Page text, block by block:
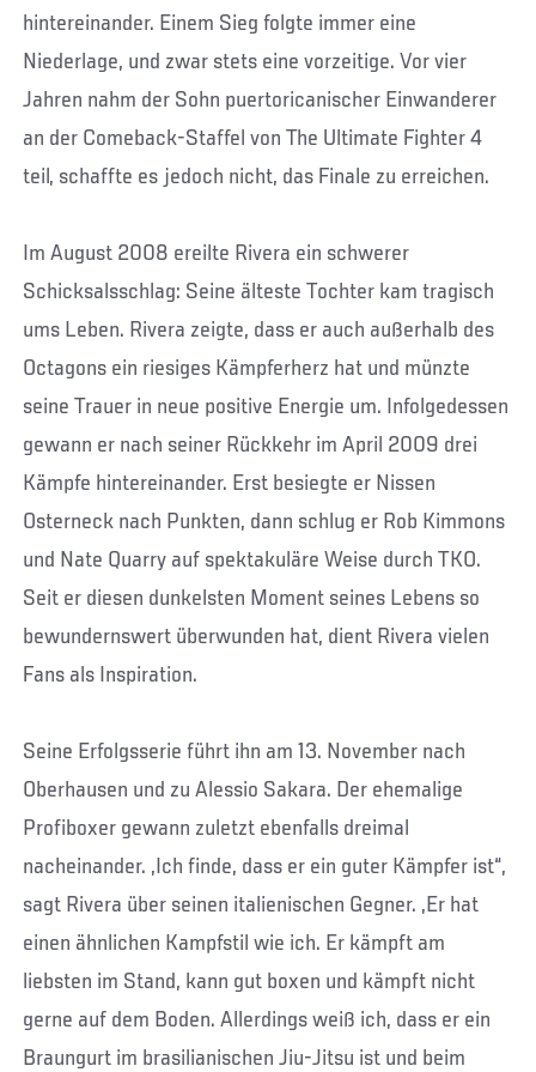
hintereinander. Einem Sieg folgte immer eine
Niederlage, und zwar stets eine vorzeitige. Vor vier
Jahren nahm der Sohn puertoricanischer Einwanderer
an der Comeback-Staffel von The Ultimate Fighter 4
teil, schaffte es jedoch nicht, das Finale zu erreichen.
Im August 2008 ereilte Rivera ein schwerer
Schicksalsschlag: Seine älteste Tochter kam tragisch
ums Leben. Rivera zeigte, dass er auch außerhalb des
Octagons ein riesiges Kämpferherz hat und münzte
seine Trauer in neue positive Energie um. Infolgedessen
gewann er nach seiner Rückkehr im April 2009 drei
Kämpfe hintereinander. Erst besiegte er Nissen
Osterneck nach Punkten, dann schlug er Rob Kimmons
und Nate Quarry auf spektakuläre Weise durch TKO.
Seit er diesen dunkelsten Moment seines Lebens so
bewundernswert überwunden hat, dient Rivera vielen
Fans als Inspiration.
Seine Erfolgsserie führt ihn am 13. November nach
Oberhausen und zu Alessio Sakara. Der ehemalige
Profiboxer gewann zuletzt ebenfalls dreimal
nacheinander. „Ich finde, dass er ein guter Kämpfer ist“,
sagt Rivera über seinen italienischen Gegner. „Er hat
einen ähnlichen Kampfstil wie ich. Er kämpft am
liebsten im Stand, kann gut boxen und kämpft nicht
gerne auf dem Boden. Allerdings weiß ich, dass er ein
Braungurt im brasilianischen Jiu-Jitsu ist und beim